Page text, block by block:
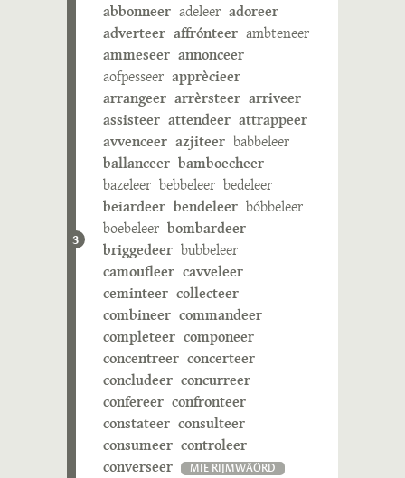
3
abbonneer adeleer adoreer
adverteer affrónteer ambteneer
ammeseer annonceer
aofpesseer apprècieer
arrangeer arrèrsteer arriveer
assisteer attendeer attrappeer
avvenceer azjiteer babbeleer
ballanceer bamboecheer
bazeleer bebbeleer bedeleer
beiardeer bendeleer bóbbeleer
boebeleer bombardeer
briggedeer bubbeleer
camoufleer cavveleer
ceminteer collecteer
combineer commandeer
completeer componeer
concentreer concerteer
concludeer concurreer
confereer confronteer
constateer consulteer
consumeer controleer
converseer
MIE RIJMWÄÖRD